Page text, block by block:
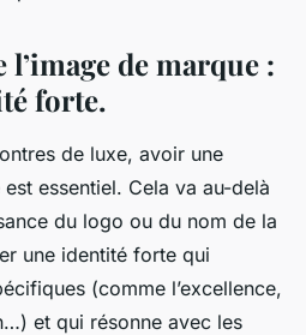
l’image de marque :
forte.
de luxe, avoir une
essentiel. Cela va au-delà
du logo ou du nom de la
une identité forte qui
(comme l’excellence,
et qui résonne avec les